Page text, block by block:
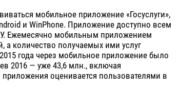
мобильное приложение «Госуслуги»,
и WinPhone. Приложение доступно всем
Ежемесячно мобильным приложением
а количество получаемых ими услуг
года через мобильное приложение было
2016 — уже 43,6 млн., включая
оценивается пользователями в